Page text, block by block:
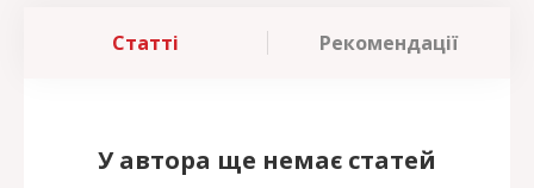
Статті Рекомендації
У автора ще немає статей